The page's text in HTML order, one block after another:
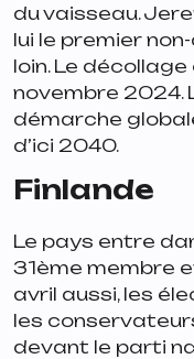
du vaisseau.
lui le premier
loin. Le
novembre 2024.
démarche
d’ici 2040.
Finlande
Le pays entre
31ème membre
avril aussi, les
les
devant le parti